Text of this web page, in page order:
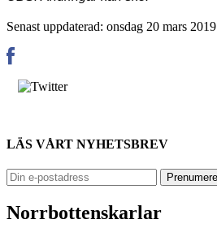
Senast uppdaterad: onsdag 20 mars 2019
LÄS VÅRT NYHETSBREV
Norrbottenskarlar